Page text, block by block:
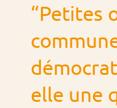
“Petites
elle une